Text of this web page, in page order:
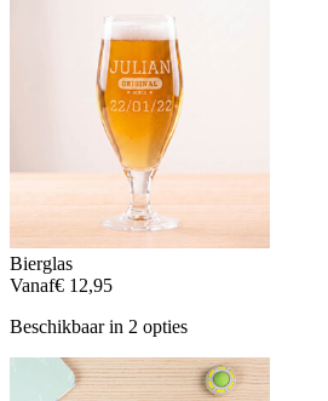
Bierglas
Vanaf€ 12,95
Beschikbaar in 2 opties